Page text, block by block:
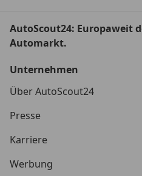
AutoScout24: Europaweit
Automarkt.
Unternehmen
Über AutoScout24
Presse
Karriere
Werbung